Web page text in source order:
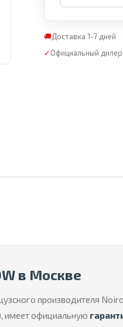
🚚Доставка 1-7 дней
✓Официальный дилер
в Москве
производителя
имеет официальную